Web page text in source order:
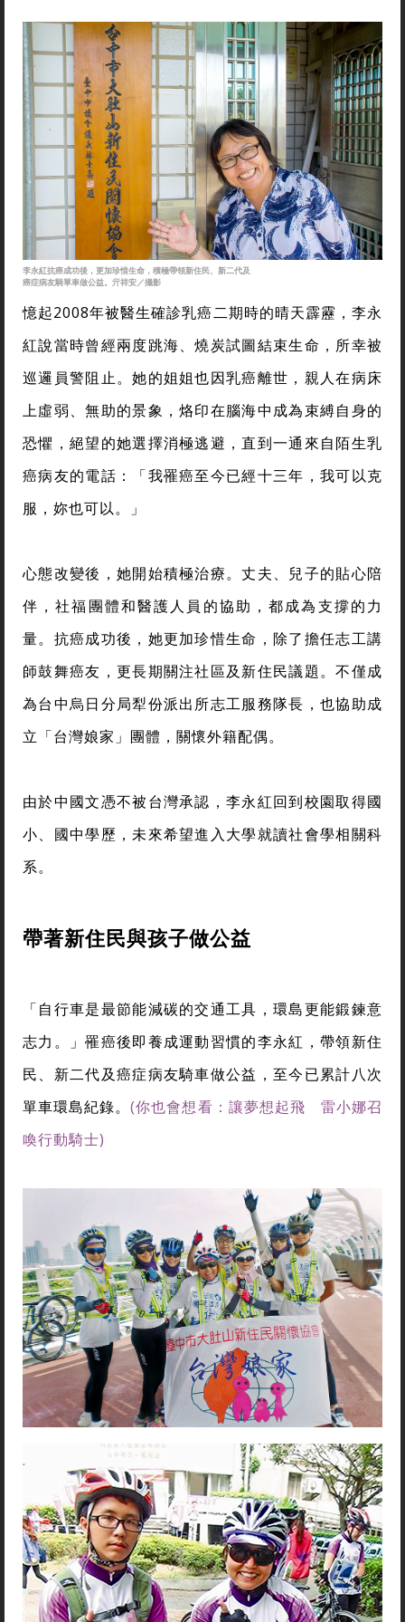
李永紅抗癌成功後，更加珍惜生命，積極帶領新住民、新二代及
癌症病友騎單車做公益。亓祥安／攝影
憶起2008年被醫生確診乳癌二期時的晴天霹靂，李永
紅說當時曾經兩度跳海、燒炭試圖結束生命，所幸被
巡邏員警阻止。她的姐姐也因乳癌離世，親人在病床
上虛弱、無助的景象，烙印在腦海中成為束縛自身的
恐懼，絕望的她選擇消極逃避，直到一通來自陌生乳
癌病友的電話：「我罹癌至今已經十三年，我可以克
服，妳也可以。」
心態改變後，她開始積極治療。丈夫、兒子的貼心陪
伴，社福團體和醫護人員的協助，都成為支撐的力
量。抗癌成功後，她更加珍惜生命，除了擔任志工講
師鼓舞癌友，更長期關注社區及新住民議題。不僅成
為台中烏日分局犁份派出所志工服務隊長，也協助成
立「台灣娘家」團體，關懷外籍配偶。
由於中國文憑不被台灣承認，李永紅回到校園取得國
小、國中學歷，未來希望進入大學就讀社會學相關科
系。
帶著新住民與孩子做公益
「自行車是最節能減碳的交通工具，環島更能鍛鍊意
志力。」罹癌後即養成運動習慣的李永紅，帶領新住
民、新二代及癌症病友騎車做公益，至今已累計八次
單車環島紀錄。(你也會想看：讓夢想起飛 雷小娜召
喚行動騎士)